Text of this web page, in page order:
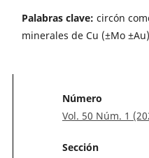
Palabras clave: circón
minerales de Cu (±Mo
Número
Vol. 50 Núm. 1
Sección